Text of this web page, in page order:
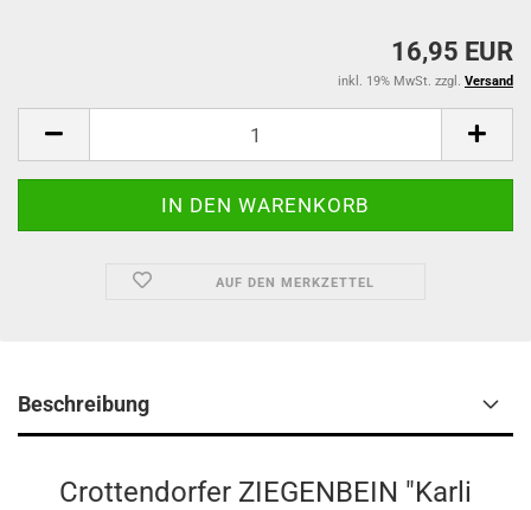
16,95 EUR
inkl. 19% MwSt. zzgl. Versand
AUF DEN MERKZETTEL
Beschreibung
Crottendorfer ZIEGENBEIN "Karli